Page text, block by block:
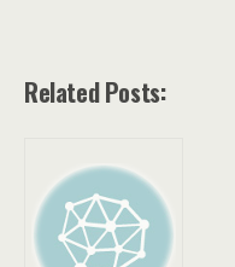
Related Posts: